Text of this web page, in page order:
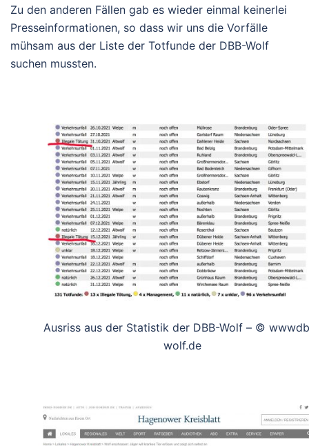
Zu den anderen Fällen gab es wieder einmal keinerlei
Presseinformationen, so dass wir uns die Vorfälle
mühsam aus der Liste der Totfunde der DBB-Wolf
suchen mussten.
Ausriss aus der Statistik der DBB-Wolf – ©
wolf.de